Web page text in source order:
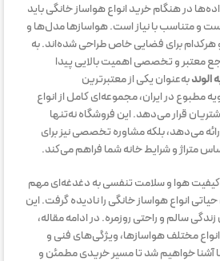
در هنگام خرید انواع هواساز خانگی باید
و متناسب با نیاز است. هواسازها مدل‌ها و
برای فضایی خاص طراحی شده‌اند. به
معتبر و تخصصی اهمیت بالایی پیدا
الوندبه‌عنوان یکی از معتبرترین
مطبوع در ایران، مجموعه‌ای کامل از انواع
قرار می‌دهد. این فروشگاه نه‌تنها
می‌دهد، بلکه مشاوره تخصصی نیز برای
متراژ و شرایط خانه شما فراهم می‌کند.
کیفیت هوا و سلامت تنفسی به دغدغه‌ای مهم
انواع هواساز خانگی را نادیده گرفت. این
سالم و راحتی روزمره. در ادامه مقاله،
مختلف هواسازها، ویژگی‌های فنی و
آشنا خواهیم شد تا مسیر خریدی مطمئن و